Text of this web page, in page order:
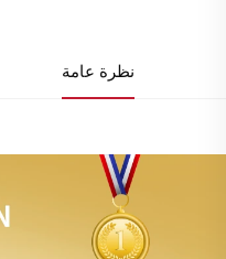
نظرة عامة